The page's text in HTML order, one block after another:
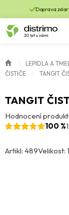
Doprava
LEPIDLA A
ČISTIČE
TANGIT
TANGIT
Hodnocení
100 %
Artikl: 489Velikost: